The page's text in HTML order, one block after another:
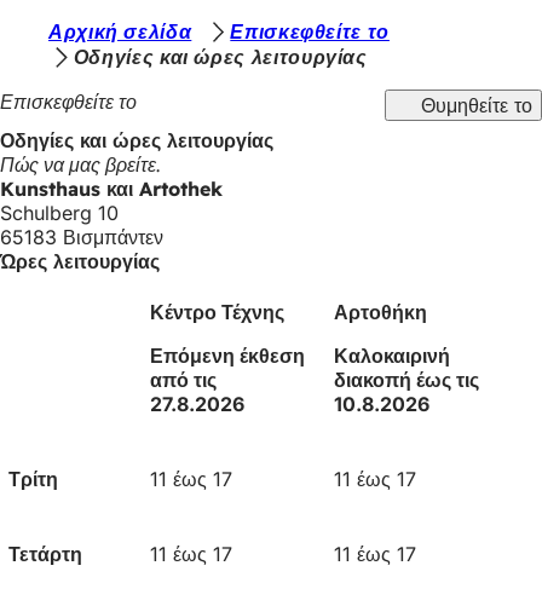
Μετάβαση στο περιεχόμενο
ί
σ
κ
ε
σ
Αρχική σελίδα
Επισκεφθείτε το
Οδηγίες και ώρες λειτουργίας
Επισκεφθείτε το
Θυμηθείτε το
Οδηγίες και ώρες λειτουργίας
Πώς να μας βρείτε.
Kunsthaus και Artothek
Schulberg 10
65183 Βισμπάντεν
Ώρες λειτουργίας
Κέντρο Τέχνης
Επόμενη έκθεση
από τις
27.8.2026
Αρτοθήκη
Καλοκαιρινή
διακοπή έως τις
10.8.2026
Τρίτη 11 έως 17 11 έως 17
Τετάρτη 11 έως 17 11 έως 17